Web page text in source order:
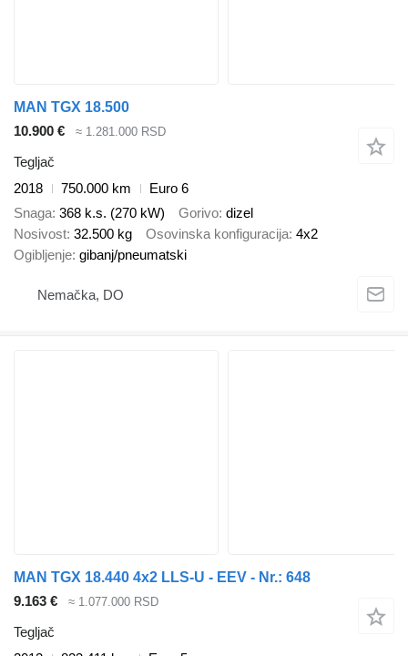
MAN TGX 18.500
10.900 €
≈ 1.281.000 RSD
Tegljač
2018
750.000 km
Euro 6
Snaga 368 k.s. (270 kW) Gorivo dizel
Nosivost 32.500 kg Osovinska konfiguracija 4x2
Ogibljenje gibanj/pneumatski
Nemačka, DO
MAN TGX 18.440 4x2 LLS-U - EEV - Nr.: 648
9.163 €
≈ 1.077.000 RSD
Tegljač